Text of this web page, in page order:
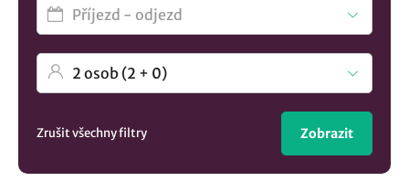
další možnostiubytování v lokalitě Příhrazské skály ..
Zrušit všechny filtry Zobrazit